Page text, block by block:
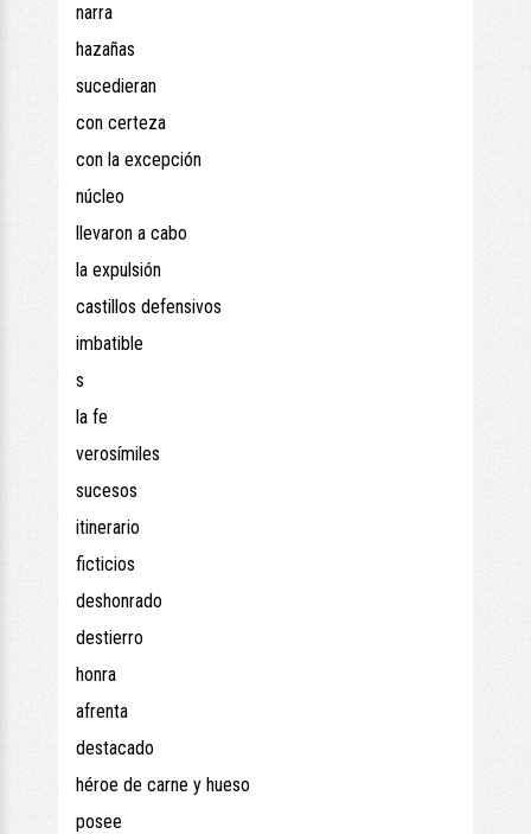
narra
hazañas
sucedieran
con certeza
con la excepción
núcleo
llevaron a cabo
la expulsión
castillos defensivos
imbatible
s
la fe
verosímiles
sucesos
itinerario
ficticios
deshonrado
destierro
honra
afrenta
destacado
héroe de carne y hueso
posee